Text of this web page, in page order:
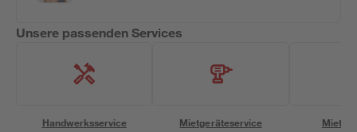
Unsere passenden Services
Handwerksservice Mietgeräteservice